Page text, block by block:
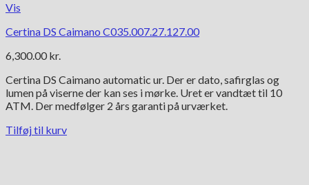
Vis
Certina DS Caimano C035.007.27.127.00
6,300.00 kr.
Certina DS Caimano automatic ur. Der er dato, safirglas og
lumen på viserne der kan ses i mørke. Uret er vandtæt til 10
ATM. Der medfølger 2 års garanti på urværket.
Tilføj til kurv